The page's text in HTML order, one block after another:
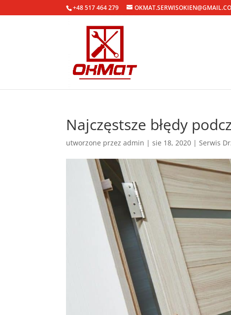
+48 517 464 279
Najczęstsze błędy
utworzone przezadmin |sie 18, 2020 |Serwis